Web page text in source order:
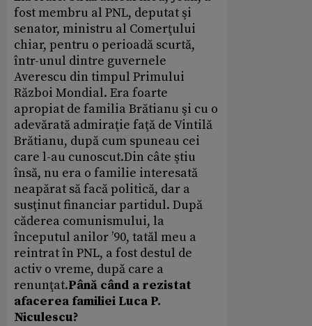
fost membru al PNL, deputat şi
senator, ministru al Comerţului
chiar, pentru o perioadă scurtă,
într-unul dintre guvernele
Averescu din timpul Primului
Război Mondial. Era foarte
apropiat de familia Brătianu şi cu o
adevărată admiraţie faţă de Vintilă
Brătianu, după cum spuneau cei
care l-au cunoscut.Din câte ştiu
însă, nu era o familie interesată
neapărat să facă politică, dar a
susţinut financiar partidul. După
căderea comunismului, la
începutul anilor ’90, tatăl meu a
reintrat în PNL, a fost destul de
activ o vreme, după care a
renunţat.Până când a rezistat
afacerea familiei Luca P.
Niculescu?